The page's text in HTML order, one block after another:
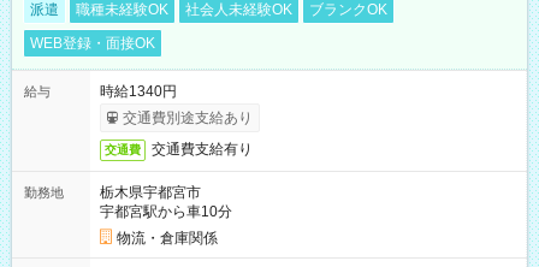
派遣 職種未経験OK 社会人未経験OK
ブランクOK
WEB登録・面接OK
給与
時給1340円
交通費別途支給あり
交通費 交通費支給有り
勤務地
栃木県宇都宮市
宇都宮駅から車10分
物流・倉庫関係